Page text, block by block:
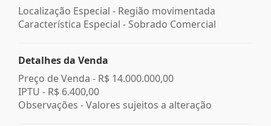
Localização Especial - Região movimentada
Característica Especial - Sobrado Comercial
Detalhes da Venda
Preço de Venda - R$ 14.000.000,00
IPTU - R$ 6.400,00
Observações - Valores sujeitos a alteração